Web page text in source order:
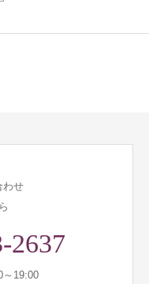
わせ
2637
19:00